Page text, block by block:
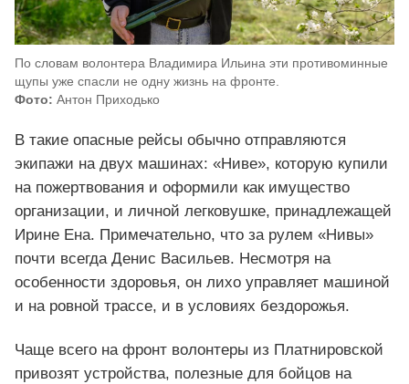
По словам волонтера Владимира Ильина эти противоминные
щупы уже спасли не одну жизнь на фронте.
Фото: Антон Приходько
В такие опасные рейсы обычно отправляются
экипажи на двух машинах: «Ниве», которую купили
на пожертвования и оформили как имущество
организации, и личной легковушке, принадлежащей
Ирине Ена. Примечательно, что за рулем «Нивы»
почти всегда Денис Васильев. Несмотря на
особенности здоровья, он лихо управляет машиной
и на ровной трассе, и в условиях бездорожья.
Чаще всего на фронт волонтеры из Платнировской
привозят устройства, полезные для бойцов на